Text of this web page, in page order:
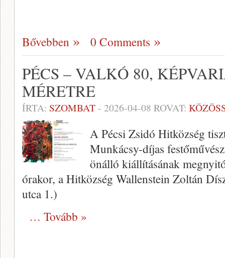
Bővebben 0 Comments
PÉCS – VALKÓ 80,
MÉRETRE
ÍRTA: SZOMBAT- 2026-04-08 ROVAT:
A Pécsi Zsidó Hitközség
Munkácsy-díjas
önálló kiállításának
órakor, a Hitközség Wallenstein Zoltán
utca 1.)
… Tovább »